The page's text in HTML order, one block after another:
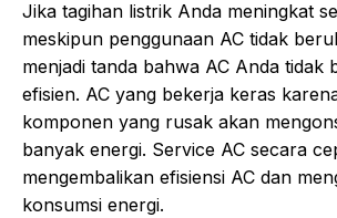
Jika tagihan listrik Anda meningkat
meskipun penggunaan AC tidak
menjadi tanda bahwa AC Anda tidak
efisien. AC yang bekerja keras
komponen yang rusak akan
banyak energi. Service AC secara
mengembalikan efisiensi AC dan
konsumsi energi.